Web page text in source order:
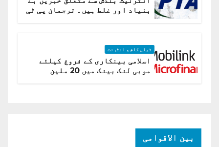
بنیاد اور غلط ہیں۔ ترجمان پی ٹی
ٹیلی کام و انٹرنٹ
اسلامی بینکاری کے فروغ کیلئے
موبی لنک بینک میں 20 ملین
بین الاقوامی